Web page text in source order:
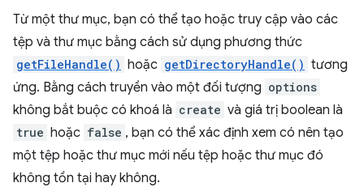
Từ một thư mục, bạn có thể tạo hoặc truy cập vào các
tệp và thư mục bằng cách sử dụng phương thức
getFileHandle() hoặc getDirectoryHandle() tương
ứng. Bằng cách truyền vào một đối tượng options
không bắt buộc có khoá là create và giá trị boolean là
true hoặc false , bạn có thể xác định xem có nên tạo
một tệp hoặc thư mục mới nếu tệp hoặc thư mục đó
không tồn tại hay không.